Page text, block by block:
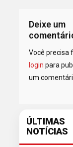
Deixe um
Você precisa
login para
um
ÚLTIMAS
NOTÍCIAS